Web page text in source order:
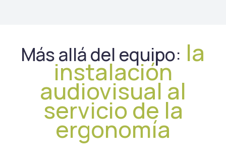
Más allá del equipo: la
instalación
audiovisual al
servicio de la
ergonomía